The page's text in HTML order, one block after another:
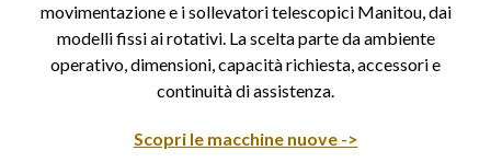
movimentazione e i sollevatori telescopici Manitou, dai
modelli fissi ai rotativi. La scelta parte da ambiente
operativo, dimensioni, capacità richiesta, accessori e
continuità di assistenza.
Scopri le macchine nuove ->